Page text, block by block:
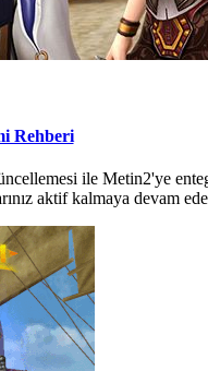
Rehberi
ile Metin2'ye
aktif kalmaya devam